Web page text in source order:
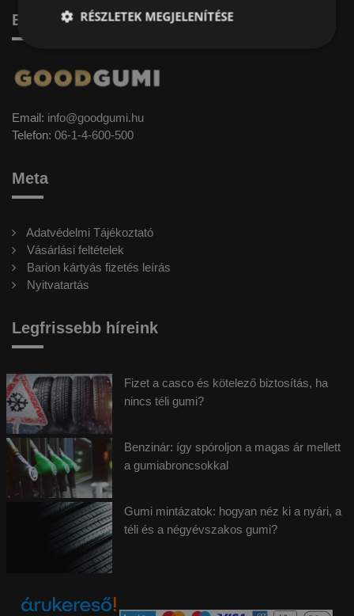
Elérhetőség
Email: info@goodgumi.hu
Telefon: 06-1-4-600-500
Meta
Adatvédelmi Tájékoztató
Vásárlási feltételek
Barion kártyás fizetés leírás
Nyitvatartás
Legfrissebb híreink
Fizet a casco és kötelező biztosítás, ha
nincs téli gumi?
Benzinár: így spóroljon a magas ár mellett
a gumiabroncsokkal
Gumi mintázatok: hogyan néz ki a nyári, a
téli és a négyévszakos gumi?
RÉSZLETEK MEGJELENÍTÉSE